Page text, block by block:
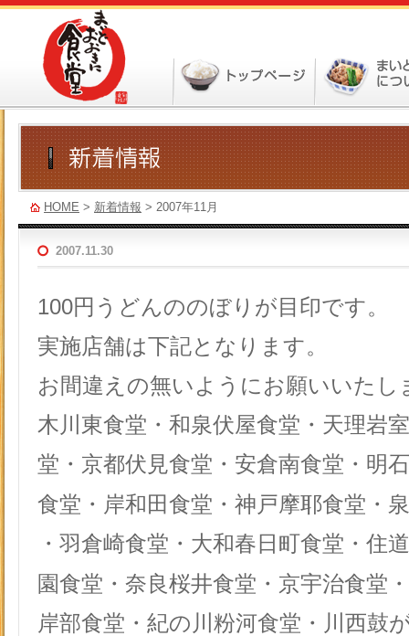
HOME > 新着情報 > 2007年11月
2007.11.30
100円うどんののぼりが目印です。
実施店舗は下記となります。
お間違えの無いようにお願いいたし
木川東食堂・和泉伏屋食堂・天理岩
堂・京都伏見食堂・安倉南食堂・明
食堂・岸和田食堂・神戸摩耶食堂・
・羽倉崎食堂・大和春日町食堂・住
園食堂・奈良桜井食堂・京宇治食堂
岸部食堂・紀の川粉河食堂・川西鼓